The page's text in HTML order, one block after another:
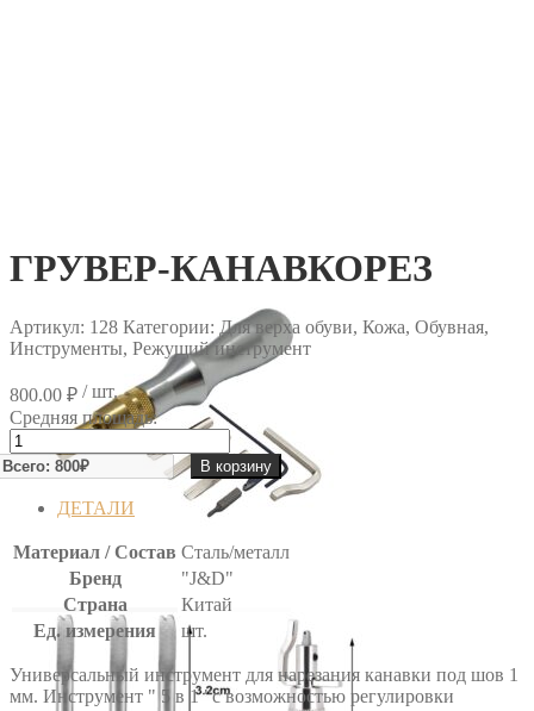
ГРУВЕР-КАНАВКОРЕЗ
Артикул: 128 Категории: Для верха обуви, Кожа, Обувная,
Инструменты, Режущий инструмент
800.00 ₽ / шт.
Средняя площадь:
Количество
товара
ГРУВЕР-
КАНАВКОРЕЗ
В корзину
ДЕТАЛИ
Материал / Состав Сталь/металл
Бренд
"J&D"
Страна
Китай
Ед. измерения
шт.
Универсальный инструмент для нарезания канавки под шов 1
мм. Инструмент " 5 в 1 "с возможностью регулировки